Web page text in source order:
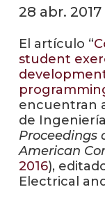
28 abr. 2017
El artículo “
student
encuentran
de
Proceedings
American
2016),
Electrical